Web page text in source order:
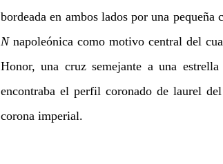
N napoleónica como motivo central del
Honor, una cruz semejante a una
encontraba el perfil coronado de laurel
corona imperial.